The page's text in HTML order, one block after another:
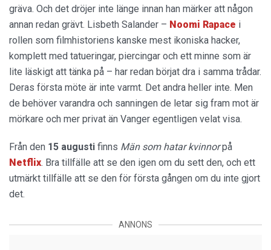
gräva. Och det dröjer inte länge innan han märker att någon
annan redan grävt. Lisbeth Salander – Noomi Rapace i
rollen som filmhistoriens kanske mest ikoniska hacker,
komplett med tatueringar, piercingar och ett minne som är
lite läskigt att tänka på – har redan börjat dra i samma trådar.
Deras första möte är inte varmt. Det andra heller inte. Men
de behöver varandra och sanningen de letar sig fram mot är
mörkare och mer privat än Vanger egentligen velat visa.
Från den 15 augusti finns Män som hatar kvinnorpå
Netflix. Bra tillfälle att se den igen om du sett den, och ett
utmärkt tillfälle att se den för första gången om du inte gjort
det.
ANNONS